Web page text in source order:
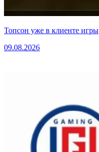
Топсон уже в клиенте игры
09.08.2026